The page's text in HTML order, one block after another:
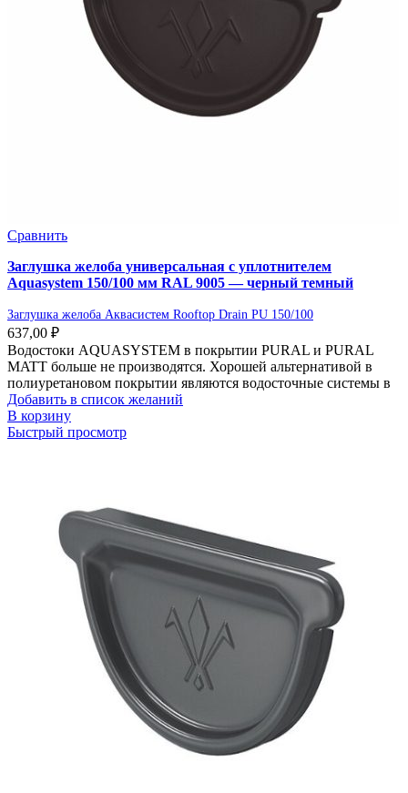
Сравнить
Заглушка желоба универсальная с уплотнителем
Aquasystem 150/100 мм RAL 9005 — черный темный
Заглушка желоба Аквасистем Rooftop Drain PU 150/100
637,00 ₽
Водостоки AQUASYSTEM в покрытии PURAL и PURAL
MATT больше не производятся. Хорошей альтернативой в
полиуретановом покрытии являются водосточные системы в
Добавить в список желаний
В корзину
Быстрый просмотр